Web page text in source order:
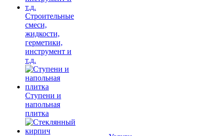
Строительные
смеси,
жидкости,
герметики,
инструмент и
т.д.
Ступени и
напольная
плитка